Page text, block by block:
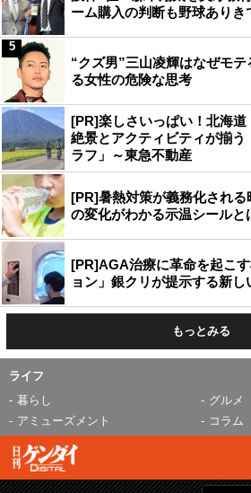
ーム購入の判断も野球ありき
“クズ男”三山凌輝はなぜモ
る女性の危険な思考
5
[PR]楽しさいっぱい！北海
絶景とアクティビティが揃う
ラフ」～東急不動産
[PR]暑熱対策が義務化される
の変化がわかる示温シールと
[PR]AGA治療に革命を起こ
ョン」銀クリが提示する新
もっとみる
ライフ
暮らし
グルメ
アミューズメント
コラム